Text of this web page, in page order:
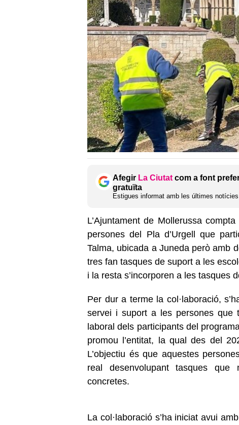
Afegir La Ciutat com a font
gratuïta
Estigues informat amb les últimes
L’Ajuntament de Mollerussa
persones del Pla d’Urgell que
Talma, ubicada a Juneda però amb
tres fan tasques de suport a les
i la resta s’incorporen a les tasques
Per dur a terme la col·laboració,
servei i suport a les persones que
laboral dels participants del
promou l’entitat, la qual des del
L’objectiu és que aquestes
real desenvolupant tasques
concretes.
La col·laboració s’ha iniciat avui